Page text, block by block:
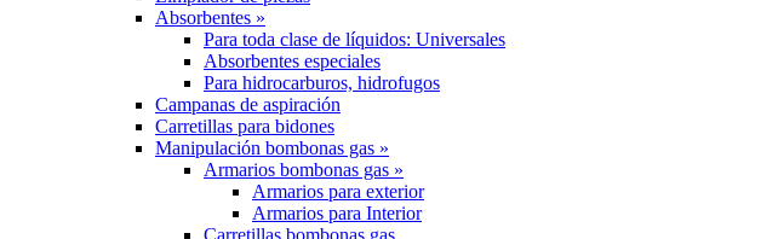
Absorbentes »
Para toda clase de líquidos: Universales
Absorbentes especiales
Para hidrocarburos, hidrofugos
Campanas de aspiración
Carretillas para bidones
Manipulación bombonas gas »
Armarios bombonas gas »
Armarios para exterior
Armarios para Interior
Carretillas bombonas gas